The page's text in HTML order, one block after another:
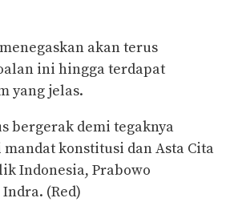
akan terus
ini hingga terdapat
yang jelas.
bergerak demi tegaknya
konstitusi dan Asta Cita
Indonesia, Prabowo
(Red)